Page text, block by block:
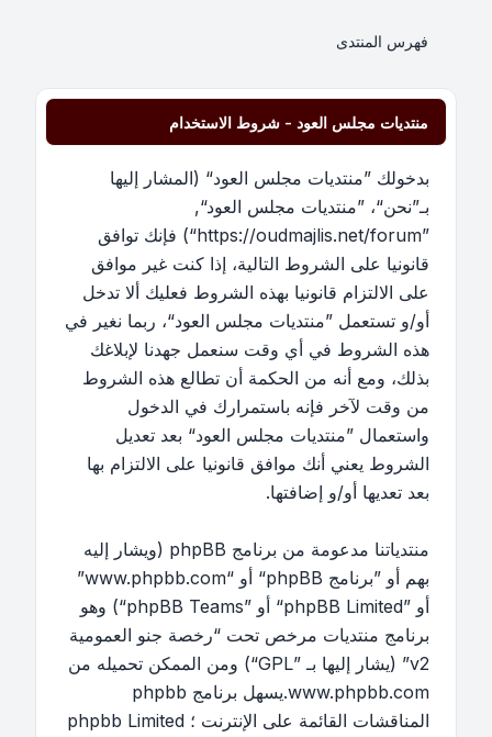
فهرس المنتدى
منتديات مجلس العود - شروط الاستخدام
بدخولك ”منتديات مجلس العود“ (المشار إليها
بـ”نحن“، ”منتديات مجلس العود“,
”https://oudmajlis.net/forum“) فإنك توافق
قانونيا على الشروط التالية، إذا كنت غير موافق
على الالتزام قانونيا بهذه الشروط فعليك ألا تدخل
أو/و تستعمل ”منتديات مجلس العود“، ربما نغير في
هذه الشروط في أي وقت سنعمل جهدنا لإبلاغك
بذلك، ومع أنه من الحكمة أن تطالع هذه الشروط
من وقت لآخر فإنه باستمرارك في الدخول
واستعمال ”منتديات مجلس العود“ بعد تعديل
الشروط يعني أنك موافق قانونيا على الالتزام بها
بعد تعديها أو/و إضافتها.
منتدياتنا مدعومة من برنامج phpBB (ويشار إليه
بهم أو ”برنامج phpBB“ أو “www.phpbb.com”
أو ”phpBB Limited“ أو ”phpBB Teams“) وهو
برنامج منتديات مرخص تحت “رخصة جنو العمومية
v2” (يشار إليها بـ ”GPL“) ومن الممكن تحميله من
www.phpbb.com
.يسهل برنامج phpbb
المناقشات القائمة على الإنترنت ؛ phpbb Limited